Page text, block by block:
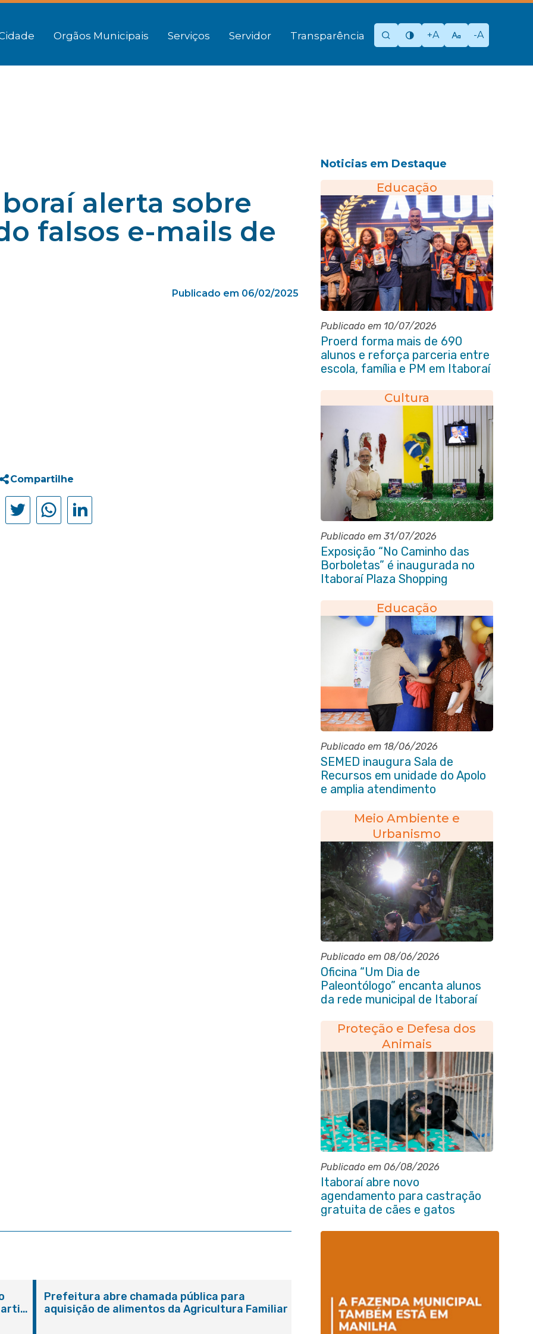
Orgãos Municipais Serviços Servidor Transparência +A -A
alerta sobre
falsos e-mails de
Publicado em 06/02/2025
Compartilhe
Noticias em Destaque
Educação
Publicado em 10/07/2026
Proerd forma mais de 690
alunos e reforça parceria entre
escola, família e PM em Itaboraí
Cultura
Publicado em 31/07/2026
Exposição “No Caminho das
Borboletas” é inaugurada no
Itaboraí Plaza Shopping
Educação
Publicado em 18/06/2026
SEMED inaugura Sala de
Recursos em unidade do Apolo
e amplia atendimento
Meio Ambiente e
Urbanismo
Publicado em 08/06/2026
Oficina “Um Dia de
Paleontólogo” encanta alunos
da rede municipal de Itaboraí
Proteção e Defesa dos
Animais
Publicado em 06/08/2026
Itaboraí abre novo
agendamento para castração
gratuita de cães e gatos
Prefeitura abre chamada pública para
aquisição de alimentos da Agricultura Familiar